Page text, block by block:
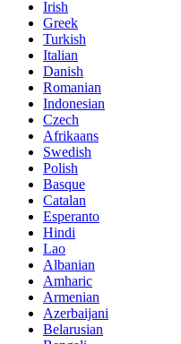
Irish
Greek
Turkish
Italian
Danish
Romanian
Indonesian
Czech
Afrikaans
Swedish
Polish
Basque
Catalan
Esperanto
Hindi
Lao
Albanian
Amharic
Armenian
Azerbaijani
Belarusian